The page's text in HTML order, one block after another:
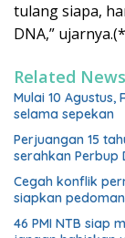
tulang siapa,
DNA,”
Related News
Mulai 10
selama sepekan
Perjuangan 15
serahkan Perbup
Cegah konflik
siapkan
46 PMI NTB siap